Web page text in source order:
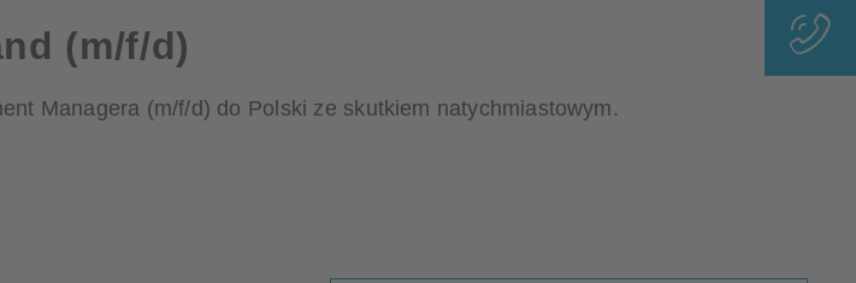
(m/f/d)
Managera (m/f/d) do Polski ze skutkiem natychmiastowym.